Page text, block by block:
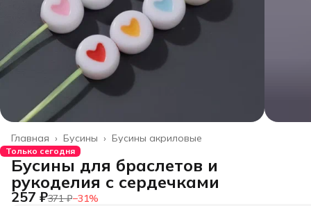
Бусины акриловые
Бусины ›
Главная ›
Только сегодня
Бусины для браслетов и
рукоделия с сердечками
257 ₽371 ₽−31%